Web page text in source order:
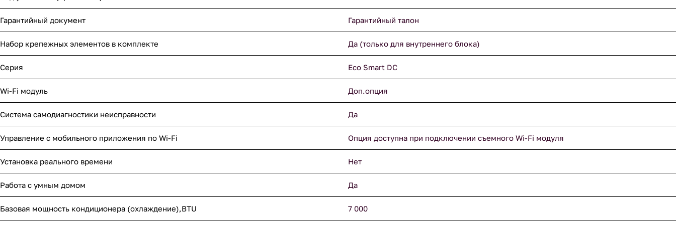
Гарантийный документ Гарантийный талон
Набор крепежных элементов в комплекте Да (только для внутреннего блока)
Серия Eco Smart DC
Wi-Fi модуль Доп.опция
Система самодиагностики неисправности Да
Управление c мобильного приложения по Wi-Fi Опция доступна при подключении съемного Wi-Fi модуля
Установка реального времени Нет
Работа с умным домом Да
Базовая мощность кондиционера (охлаждение),BTU 7 000